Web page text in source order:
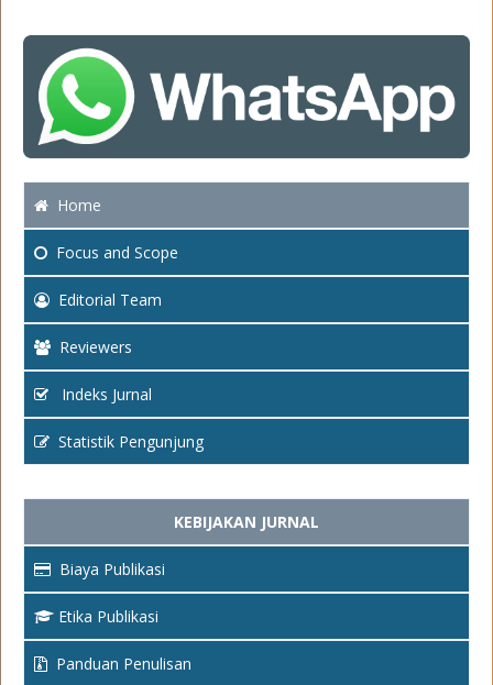
Home
Focus and Scope
Editorial Team
Reviewers
Indeks Jurnal
Statistik Pengunjung
KEBIJAKAN JURNAL
Biaya Publikasi
Etika Publikasi
Panduan Penulisan